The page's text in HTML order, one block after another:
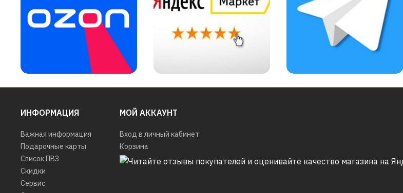
ИНФОРМАЦИЯ
Важная информация
Подарочные карты
Список ПВЗ
Скидки
Сервис
МОЙ АККАУНТ
Вход в личный кабинет
Корзина